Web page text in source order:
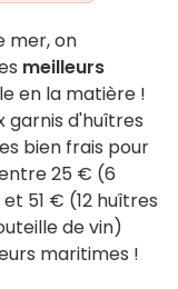
mer, on
meilleurs
en la matière !
garnis d'huîtres
bien frais pour
25 € (6
51 € (12 huîtres
de vin)
maritimes !